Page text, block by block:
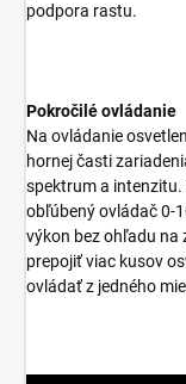
podpora rastu.
Pokročilé ovládanie
Na ovládanie
hornej časti
spektrum a
obľúbený ovládač 0-
výkon bez ohľadu na
prepojiť viac kusov
ovládať z jedného